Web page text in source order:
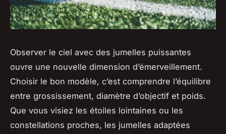
Observer le ciel avec des jumelles puissantes
ouvre une nouvelle dimension d’émerveillement.
Choisir le bon modèle, c’est comprendre l’équilibre
entre grossissement, diamètre d’objectif et poids.
Que vous visiez les étoiles lointaines ou les
constellations proches, les jumelles adaptées